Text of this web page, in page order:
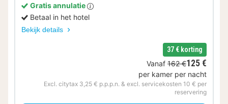
Gratis annulatie
Betaal in het hotel
Bekijk details
37 € korting
Vanaf 162 €125 €
per kamer per nacht
Excl. citytax 3,25 € p.p.p.n. & excl. servicekosten 10 € per
reservering